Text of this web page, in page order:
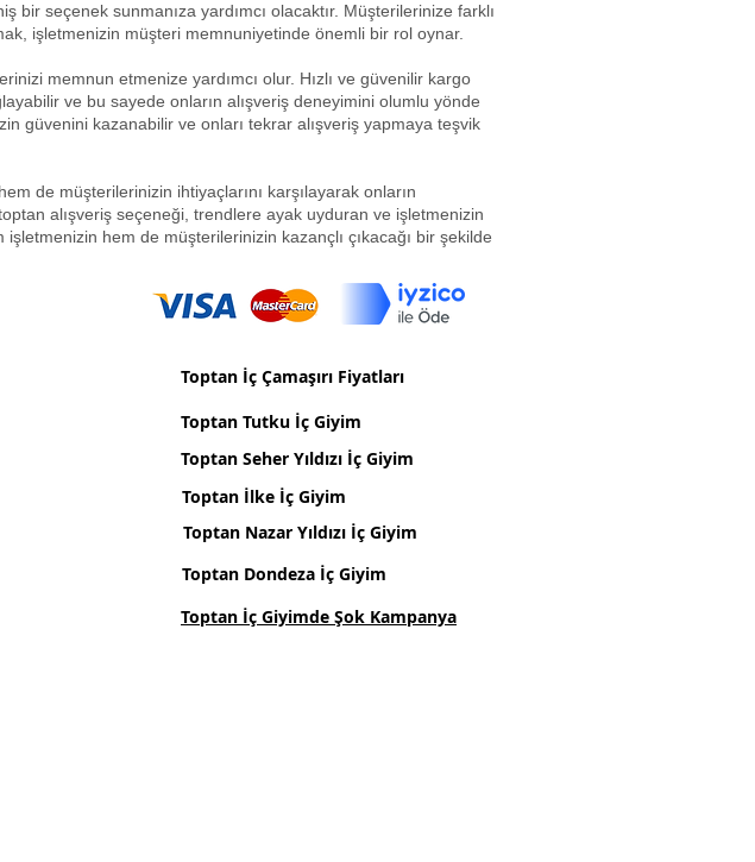
seçenek sunmanıza yardımcı olacaktır. Müşterilerinize farklı
işletmenizin müşteri memnuniyetinde önemli bir rol oynar.
memnun etmenize yardımcı olur. Hızlı ve güvenilir kargo
ve bu sayede onların alışveriş deneyimini olumlu yönde
güvenini kazanabilir ve onları tekrar alışveriş yapmaya teşvik
de müşterilerinizin ihtiyaçlarını karşılayarak onların
alışveriş seçeneği, trendlere ayak uyduran ve işletmenizin
hem de müşterilerinizin kazançlı çıkacağı bir şekilde
Toptan İç Çamaşırı Fiyatları
Toptan Tutku İç Giyim
Toptan Seher Yıldızı İç Giyim
Toptan İlke İç Giyim
Toptan Nazar Yıldızı İç Giyim
Toptan Dondeza İç Giyim
Toptan İç Giyimde Şok Kampanya